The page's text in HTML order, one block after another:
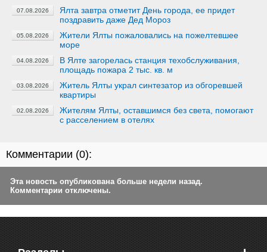
07.08.2026
Ялта завтра отметит День города, ее придет
поздравить даже Дед Мороз
05.08.2026
Жители Ялты пожаловались на пожелтевшее
море
04.08.2026
В Ялте загорелась станция техобслуживания,
площадь пожара 2 тыс. кв. м
03.08.2026
Житель Ялты украл синтезатор из обгоревшей
квартиры
02.08.2026
Жителям Ялты, оставшимся без света, помогают
с расселением в отелях
Комментарии (0):
Эта новость опубликована больше недели назад.
Комментарии отключены.